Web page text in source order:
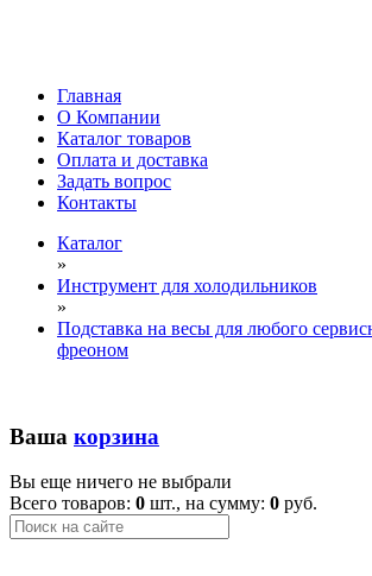
Главная
О Компании
Каталог товаров
Оплата и доставка
Задать вопрос
Контакты
Каталог
»
Инструмент для холодильников
»
Подставка на весы для любого
фреоном
Ваша корзина
Вы еще ничего не выбрали
Всего товаров: 0 шт., на сумму: 0 руб.